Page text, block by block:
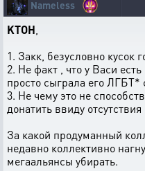
Nameless
KTOH
1. Закк, безусловно кусок
2. Не факт , что у Васи
просто сыграла его ЛГБТ*
3. Не чему это не
донатить ввиду
За какой продуманный
недавно коллективно
мегаальянсы убирать.